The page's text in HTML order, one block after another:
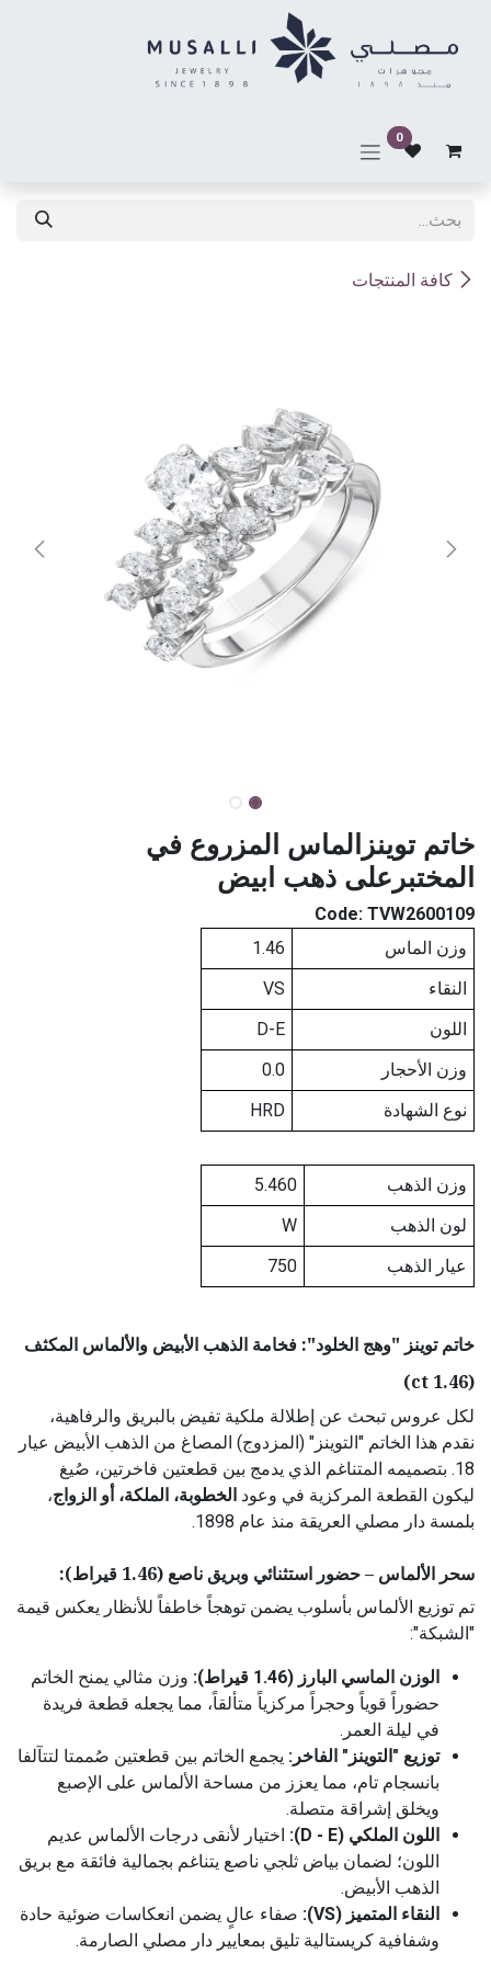
0
كافة المنتجات
خاتم توينزالماس المزروع في
المختبرعلى ذهب ابيض
Code: TVW2600109
وزن الماس
1.46
النقاء
VS
اللون
D-E
وزن الأحجار
0.0
نوع الشهادة
HRD
وزن الذهب
5.460
لون الذهب
W
عيار الذهب
750
خاتم توينز "وهج الخلود": فخامة الذهب الأبيض والألماس المكثف
(1.46 ct)
لكل عروس تبحث عن إطلالة ملكية تفيض بالبريق والرفاهية،
نقدم هذا الخاتم "التوينز" (المزدوج) المصاغ من الذهب الأبيض عيار
18. بتصميمه المتناغم الذي يدمج بين قطعتين فاخرتين، صُيغ
ليكون القطعة المركزية في وعود الخطوبة، الملكة، أو الزواج،
بلمسة دار مصلي العريقة منذ عام 1898.
سحر الألماس – حضور استثنائي وبريق ناصع (1.46 قيراط):
تم توزيع الألماس بأسلوب يضمن توهجاً خاطفاً للأنظار يعكس قيمة
"الشبكة":
الوزن الماسي البارز (1.46 قيراط):
وزن مثالي يمنح الخاتم
حضوراً قوياً وحجراً مركزياً متألقاً، مما يجعله قطعة فريدة
في ليلة العمر.
توزيع "التوينز" الفاخر: يجمع الخاتم بين قطعتين صُممتا لتتآلفا
بانسجام تام، مما يعزز من مساحة الألماس على الإصبع
ويخلق إشراقة متصلة.
اللون الملكي (D - E):
اختيار لأنقى درجات الألماس عديم
اللون؛ لضمان بياض ثلجي ناصع يتناغم بجمالية فائقة مع بريق
الذهب الأبيض.
النقاء المتميز (VS):
صفاء عالٍ يضمن انعكاسات ضوئية حادة
وشفافية كريستالية تليق بمعايير دار مصلي الصارمة.